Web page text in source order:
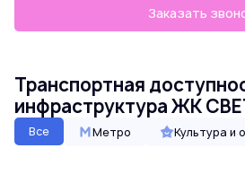
Заказать
Транспортная
инфраструктура ЖК
Все Метро Культура и